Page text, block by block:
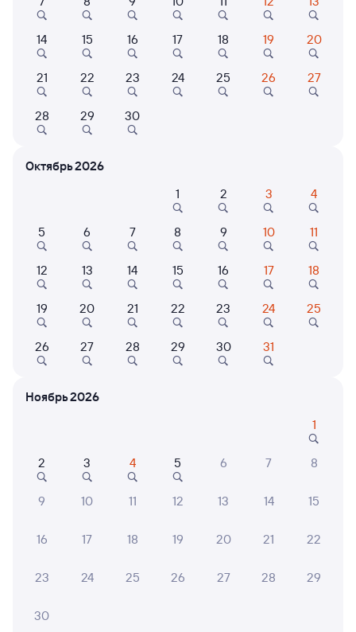
6 причин купить ж/д билеты
Онлайн-покупка за 4 минуты
Онлайн-возврат билетов без очереди в кассу
Выбор любимых мест на схемах вагонов
покупке
Частые вопросы
Что нужно, чтобы сесть в поезд?
на другой поезд?
Как вернуть билет?
Нет рейсов по этому маршруту
посмотрите другой транспорт
Отели в Становом
Поддержка 24/7 на Туту
14 15 16 17 18 19 20
21 22 23 24 25 26 27
28 29 30
Октябрь 2026
1
2 3 4
5 6 7 8 9 10 11
12 13 14 15 16 17 18
19 20 21 22 23 24 25
26 27 28 29 30 31
Ноябрь 2026
1
2 3 4 5 6 7 8
9 10 11 12 13 14 15
16 17 18 19 20 21 22
23 24 25 26 27 28 29
30